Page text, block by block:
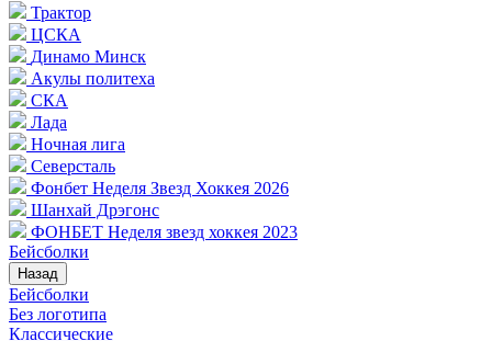
Трактор
ЦСКА
Динамо Минск
Акулы политеха
СКА
Лада
Ночная лига
Северсталь
Фонбет Неделя Звезд Хоккея 2026
Шанхай Дрэгонс
ФОНБЕТ Неделя звезд хоккея 2023
Бейсболки
Назад
Бейсболки
Без логотипа
Классические